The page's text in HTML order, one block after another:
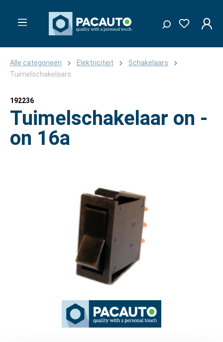
Alle categorieën Elektriciteit
Schakelaars
Tuimelschakelaars
192236
Tuimelschakelaar on -
on 16a